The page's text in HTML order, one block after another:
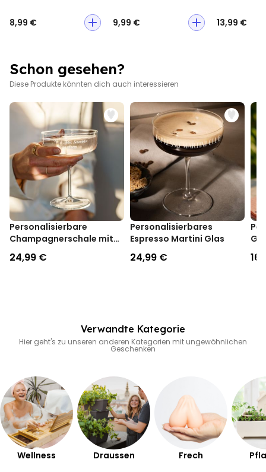
8,99 € 9,99 € 13,99 €
Schon gesehen?
Diese Produkte könnten dich auch interessieren
Personalisierbare
Champagnerschale mit
Text
24,99 €
Personalisierbares
Espresso Martini Glas
24,99 €
Verwandte Kategorie
Hier geht's zu unseren anderen Kategorien mit ungewöhnlichen
Geschenken
Wellness Draussen Frech